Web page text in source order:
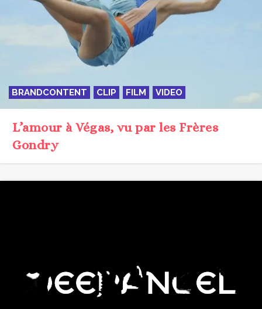
BRANDCONTENT CLIP FILM VIDEO
L’amour à Végas, vu par les Frères
Gondry